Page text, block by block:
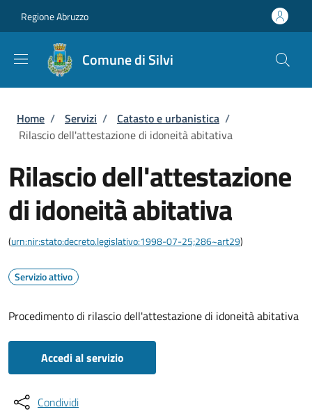
Regione Abruzzo
Comune di Silvi
Briciole di pane
Home / Servizi / Catasto e urbanistica /
Rilascio dell'attestazione di idoneità abitativa
Rilascio dell'attestazione
di idoneità abitativa
(urn:nir:stato:decreto.legislativo:1998-07-25;286~art29)
Servizio attivo
Procedimento di rilascio dell'attestazione di idoneità abitativa
Accedi al servizio
Condividi